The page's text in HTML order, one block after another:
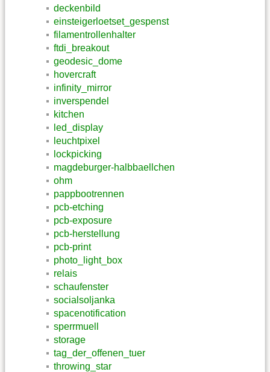
deckenbild
einsteigerloetset_gespenst
filamentrollenhalter
ftdi_breakout
geodesic_dome
hovercraft
infinity_mirror
inverspendel
kitchen
led_display
leuchtpixel
lockpicking
magdeburger-halbbaellchen
ohm
pappbootrennen
pcb-etching
pcb-exposure
pcb-herstellung
pcb-print
photo_light_box
relais
schaufenster
socialsoljanka
spacenotification
sperrmuell
storage
tag_der_offenen_tuer
throwing_star